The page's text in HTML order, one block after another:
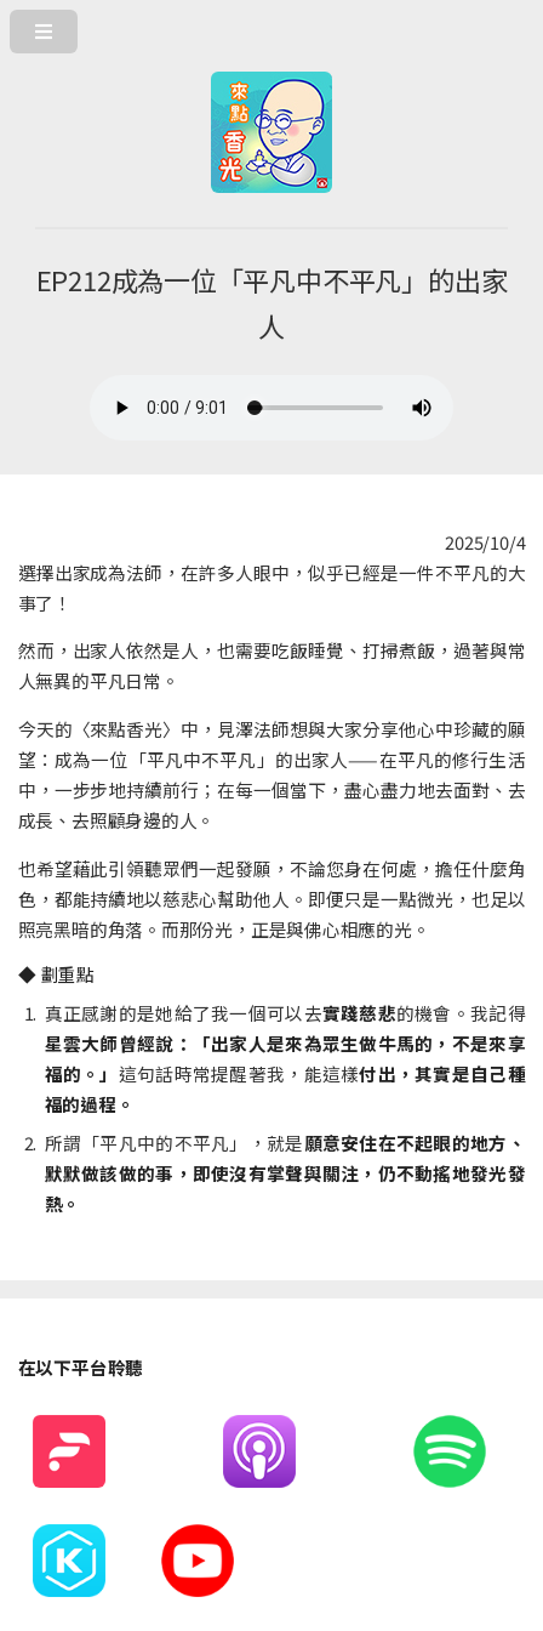
EP212成為一位「平凡中不平凡」的出家
人
2025/10/4
選擇出家成為法師，在許多人眼中，似乎已經是一件不平凡的大
事了！
然而，出家人依然是人，也需要吃飯睡覺、打掃煮飯，過著與常
人無異的平凡日常。
今天的〈來點香光〉中，見澤法師想與大家分享他心中珍藏的願
望：成為一位「平凡中不平凡」的出家人——在平凡的修行生活
中，一步步地持續前行；在每一個當下，盡心盡力地去面對、去
成長、去照顧身邊的人。
也希望藉此引領聽眾們一起發願，不論您身在何處，擔任什麼角
色，都能持續地以慈悲心幫助他人。即便只是一點微光，也足以
照亮黑暗的角落。而那份光，正是與佛心相應的光。
◆ 劃重點
真正感謝的是她給了我一個可以去實踐慈悲的機會。我記得
星雲大師曾經說：「出家人是來為眾生做牛馬的，不是來享
福的。」 這句話時常提醒著我，能這樣付出，其實是自己種
福的過程。
所謂「平凡中的不平凡」，就是願意安住在不起眼的地方、
默默做該做的事，即使沒有掌聲與關注，仍不動搖地發光發
熱。
在以下平台聆聽